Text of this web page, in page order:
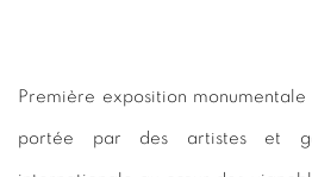
Première exposition
portée par des artistes et